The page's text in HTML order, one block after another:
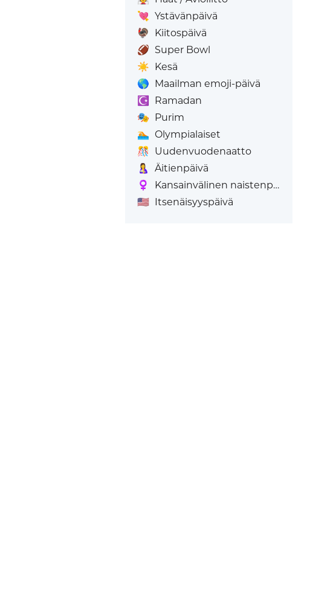
💘 Ystävänpäivä
🦃
Kiitospäivä
🏈 Super Bowl
☀️ Kesä
🌎 Maailman emoji-päivä
☪️
Ramadan
🎭 Purim
🏊 Olympialaiset
🎊
Uudenvuodenaatto
🤱
Äitienpäivä
♀️
Kansainvälinen naistenpäivä
🇺🇸 Itsenäisyyspäivä